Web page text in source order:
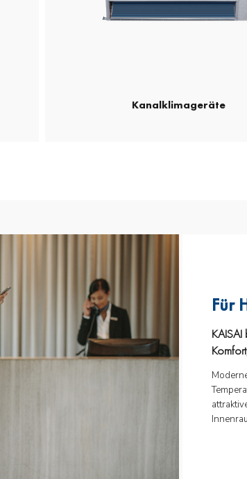
Kanalklimageräte
Für
KAISAI